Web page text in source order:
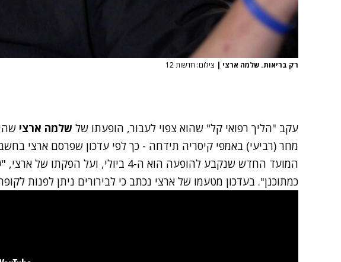
רק בריאות. שלמה ארצי | צילום: חדשות 12
עקב "הליך רפואי קל" שהוא צפוי לעבור, הופעתו של שלמה ארצי
מחר (רביעי) באמפי קיסריה תידחה - כך לפי עדכון שפרסם ארצי
המועד החדש שנקבע להופעה הוא ה-4 ביולי, ועל
כמתוכנן". בעדכון מטעמו של ארצי נכתב כי לבירורים ניתן לפנות